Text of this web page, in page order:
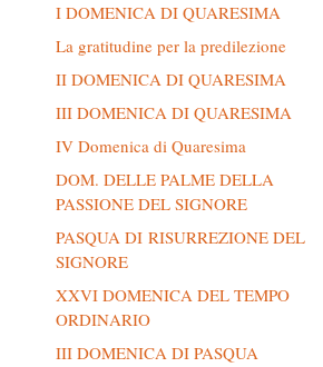
I DOMENICA DI QUARESIMA
La gratitudine per la predilezione
II DOMENICA DI QUARESIMA
III DOMENICA DI QUARESIMA
IV Domenica di Quaresima
DOM. DELLE PALME DELLA
PASSIONE DEL SIGNORE
PASQUA DI RISURREZIONE DEL
SIGNORE
XXVI DOMENICA DEL TEMPO
ORDINARIO
III DOMENICA DI PASQUA